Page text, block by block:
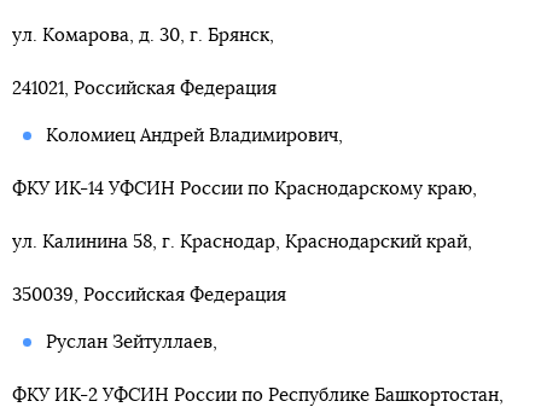
ул. Комарова, д. 30, г. Брянск,
241021, Российская Федерация
Коломиец Андрей Владимирович,
ФКУ ИК-14 УФСИН России по Краснодарскому краю,
ул. Калинина 58, г. Краснодар, Краснодарский край,
350039, Российская Федерация
Руслан Зейтуллаев,
ФКУ ИК-2 УФСИН России по Республике Башкортостан,